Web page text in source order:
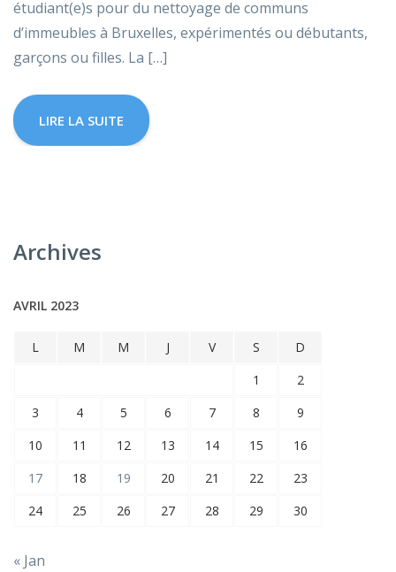
étudiant(e)s pour du nettoyage de communs
d’immeubles à Bruxelles, expérimentés ou débutants,
garçons ou filles. La […]
LIRE LA SUITE
Archives
AVRIL 2023
L M M J V S
D
1
2
3
4 5 6 7 8
9
10
11 12 13 14 15
16
17
18 19 20 21 22
23
24
25 26 27 28 29 30
« Jan